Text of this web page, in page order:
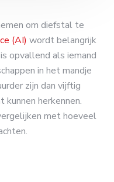
om diefstal te
(AI) wordt belangrijk
opvallend als iemand
in het mandje
zijn dan vijftig
kunnen herkennen.
met hoeveel